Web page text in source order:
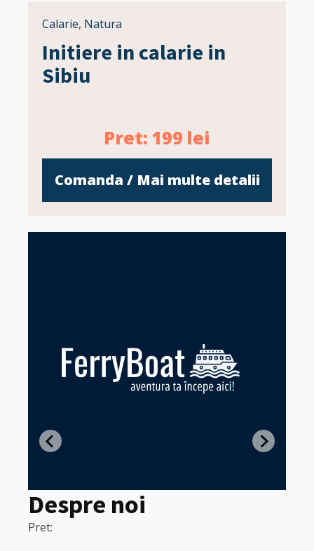
Calarie, Natura
Initiere in calarie in
Sibiu
Pret: 199 lei
Comanda / Mai multe detalii
Despre noi
Pret: